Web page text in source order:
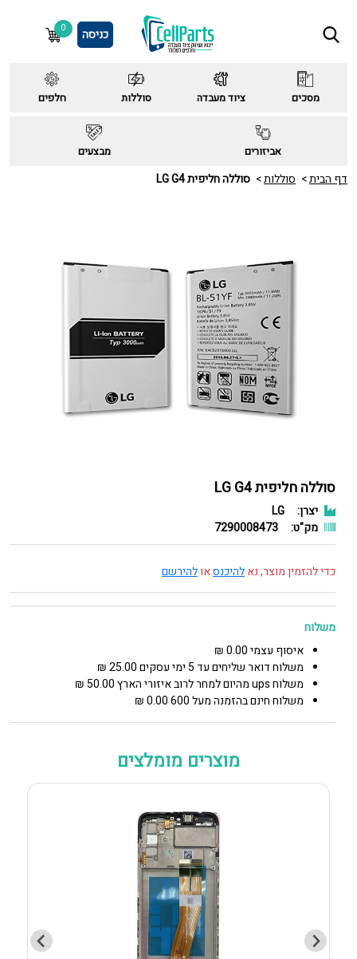
כניסה 0
מסכים ציוד מעבדה סוללות חלפים
אביזורים מבצעים
דף הבית סוללות סוללה חליפית LG G4
סוללה חליפית LG G4
יצרן:
LG
מק"ט:
7290008473
כדי להזמין מוצר, נאלהיכנסאולהירשם
משלוח
איסוף עצמי 0.00 ₪
משלוח דואר שליחים עד 5 ימי עסקים 25.00 ₪
משלוח ups מהיום למחר לרוב איזורי הארץ 50.00 ₪
משלוח חינם בהזמנה מעל 600 0.00 ₪
מוצרים מומלצים